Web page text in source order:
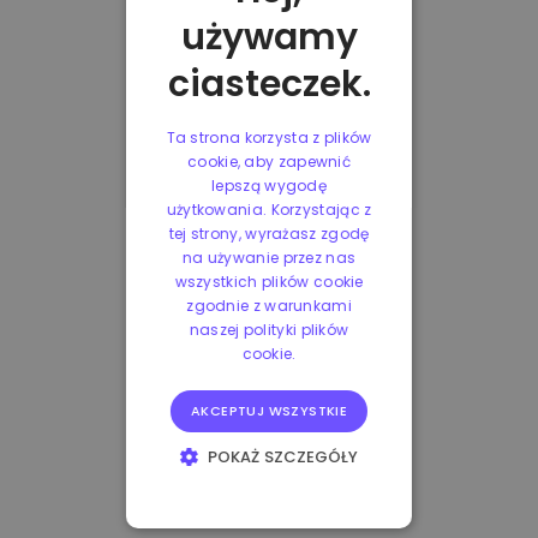
używamy
ciasteczek.
Ta strona korzysta z plików
cookie, aby zapewnić
lepszą wygodę
użytkowania. Korzystając z
tej strony, wyrażasz zgodę
na używanie przez nas
wszystkich plików cookie
zgodnie z warunkami
naszej polityki plików
cookie.
AKCEPTUJ WSZYSTKIE
POKAŻ SZCZEGÓŁY